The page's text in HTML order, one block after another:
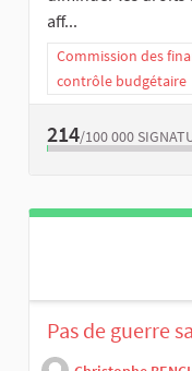
aff...
Commission des
contrôle budgétaire
214/100 000
Pas de guerre